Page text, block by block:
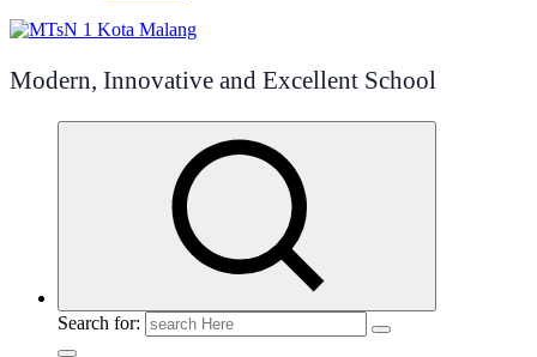
Modern, Innovative and Excellent School
Search for: